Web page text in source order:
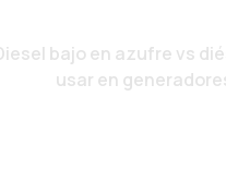
bajo en azufre vs
usar en